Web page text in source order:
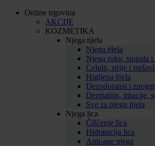
Online trgovina
AKCIJE
KOZMETIKA
Njega tijela
Njega tijela
Njega ruku, stopala
Celulit, strije i
Higijena tijela
Dezodoransi i
Dermatitis, iritacije,
Sve za njegu tijela
Njega lica
Čišćenje lica
Hidratacija lica
Anti-age njega